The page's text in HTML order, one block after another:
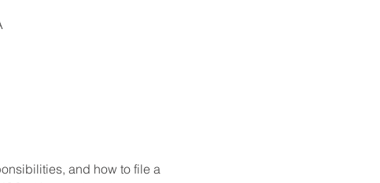
and how to file a